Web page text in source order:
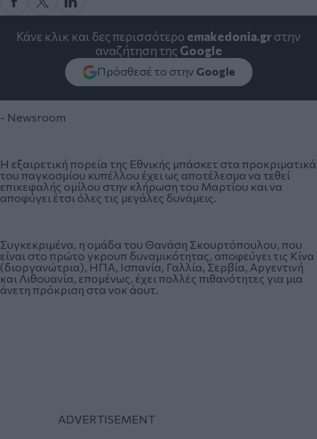
Κάνε κλικ και δες περισσότερο emakedonia.grστην
αναζήτηση της Google
Πρόσθεσέ το στην Google
- Newsroom
Η εξαιρετική πορεία της Εθνικής μπάσκετ στα προκριματικά
του παγκοσμίου κυπέλλου έχει ως αποτέλεσμα να τεθεί
επικεφαλής ομίλου στην κλήρωση του Μαρτίου και να
αποφύγει έτσι όλες τις μεγάλες δυνάμεις.
Συγκεκριμένα, η ομάδα του Θανάση Σκουρτόπουλου, που
είναι στο πρώτο γκρουπ δυναμικότητας, αποφεύγει τις Κίνα
(διοργανώτρια), ΗΠΑ, Ισπανία, Γαλλία, Σερβία, Αργεντινή
και Λιθουανία, επομένως, έχει πολλές πιθανότητες για μια
άνετη πρόκριση στα νοκ άουτ.